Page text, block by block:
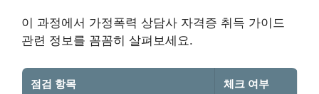
이 과정에서 가정폭력 상담사 자격증 취득 가이드
관련 정보를 꼼꼼히 살펴보세요.
점검 항목 체크 여부